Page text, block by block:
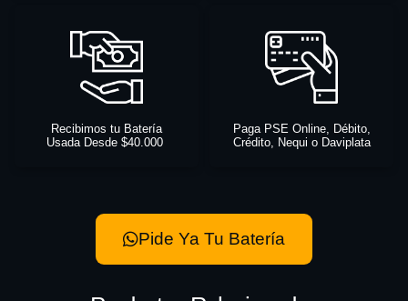
Recibimos tu Batería
Usada Desde $40.000
Paga PSE Online, Débito,
Crédito, Nequi o Daviplata
Pide Ya Tu Batería